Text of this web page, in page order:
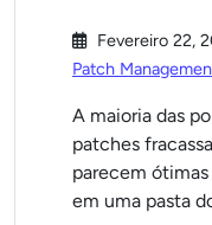
Fevereiro 22,
Patch
A maioria das
patches
parecem
em uma pasta